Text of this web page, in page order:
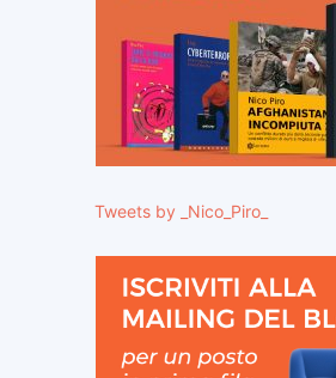
Tweets by _Nico_Piro_